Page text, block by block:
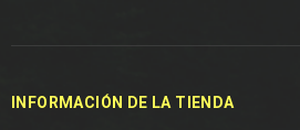
INFORMACIÓN DE LA TIENDA